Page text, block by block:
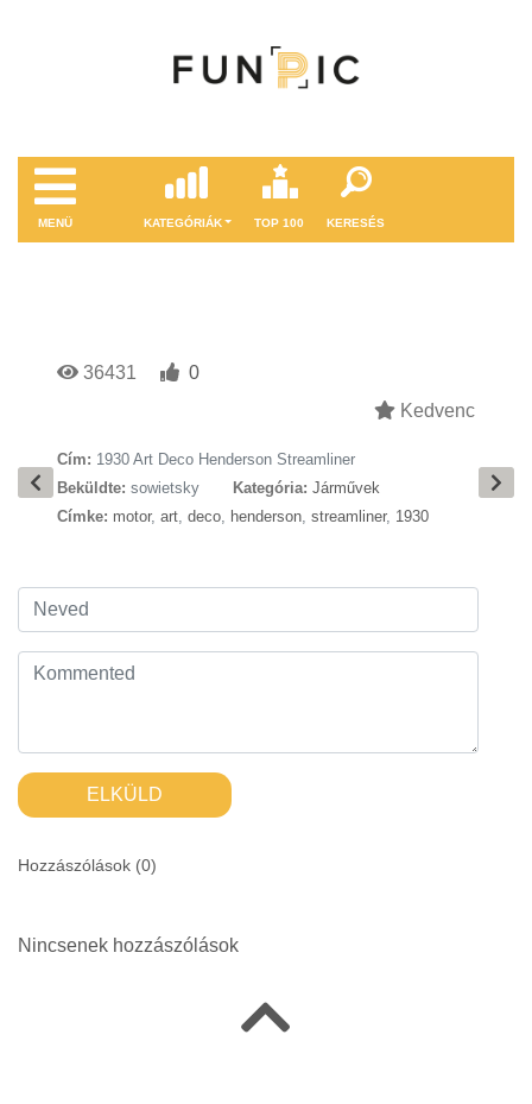
MENÜ KATEGÓRIÁK TOP 100 KERESÉS
36431
0
Kedvenc
Cím: 1930 Art Deco Henderson Streamliner
Beküldte: sowietsky Kategória: Járművek
Címke: motor, art, deco, henderson, streamliner, 1930
ELKÜLD
Hozzászólások (0)
Nincsenek hozzászólások